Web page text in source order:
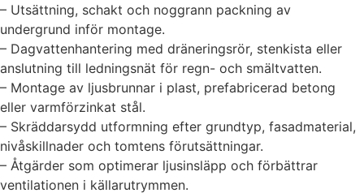
– Utsättning, schakt och noggrann packning av
undergrund inför montage.
– Dagvattenhantering med dräneringsrör, stenkista eller
anslutning till ledningsnät för regn- och smältvatten.
– Montage av ljusbrunnar i plast, prefabricerad betong
eller varmförzinkat stål.
– Skräddarsydd utformning efter grundtyp, fasadmaterial,
nivåskillnader och tomtens förutsättningar.
– Åtgärder som optimerar ljusinsläpp och förbättrar
ventilationen i källarutrymmen.